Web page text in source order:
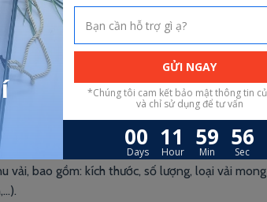
vải, bao gồm: kích thước, số lượng, loại vải mong